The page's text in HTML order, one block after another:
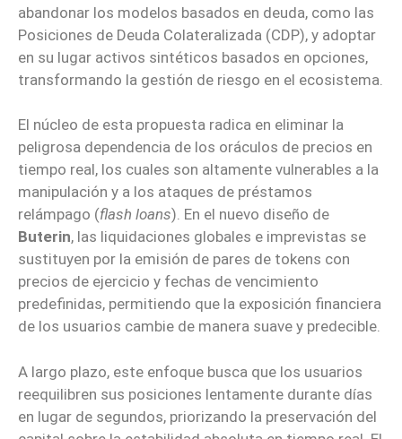
abandonar los modelos basados en deuda, como las
Posiciones de Deuda Colateralizada (CDP), y adoptar
en su lugar activos sintéticos basados en opciones,
transformando la gestión de riesgo en el ecosistema.
El núcleo de esta propuesta radica en eliminar la
peligrosa dependencia de los oráculos de precios en
tiempo real, los cuales son altamente vulnerables a la
manipulación y a los ataques de préstamos
relámpago (flash loans). En el nuevo diseño de
Buterin, las liquidaciones globales e imprevistas se
sustituyen por la emisión de pares de tokens con
precios de ejercicio y fechas de vencimiento
predefinidas, permitiendo que la exposición financiera
de los usuarios cambie de manera suave y predecible.
A largo plazo, este enfoque busca que los usuarios
reequilibren sus posiciones lentamente durante días
en lugar de segundos, priorizando la preservación del